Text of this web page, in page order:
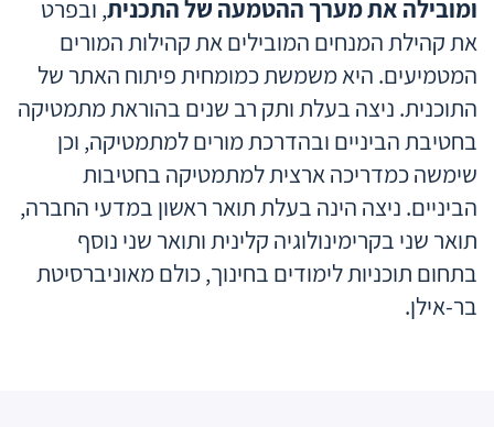
ומובילה את מערך ההטמעה של התכנית, ובפרט
את קהילת המנחים המובילים את קהילות המורים
המטמיעים. היא משמשת כמומחית פיתוח האתר של
התוכנית. ניצה בעלת ותק רב שנים בהוראת מתמטיקה
בחטיבת הביניים ובהדרכת מורים למתמטיקה, וכן
שימשה כמדריכה ארצית למתמטיקה בחטיבות
הביניים. ניצה הינה בעלת תואר ראשון במדעי החברה,
תואר שני בקרימינולוגיה קלינית ותואר שני נוסף
בתחום תוכניות לימודים בחינוך, כולם מאוניברסיטת
בר-אילן.